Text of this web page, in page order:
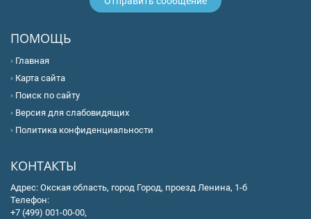
ПОМОЩЬ
Главная
Карта сайта
Поиск по сайту
Версия для слабовидящих
Политика конфиденциальности
КОНТАКТЫ
Адрес: Окская область, город Город, проезд Ленина, 1-б
Телефон:
+7 (499) 001-00-00,